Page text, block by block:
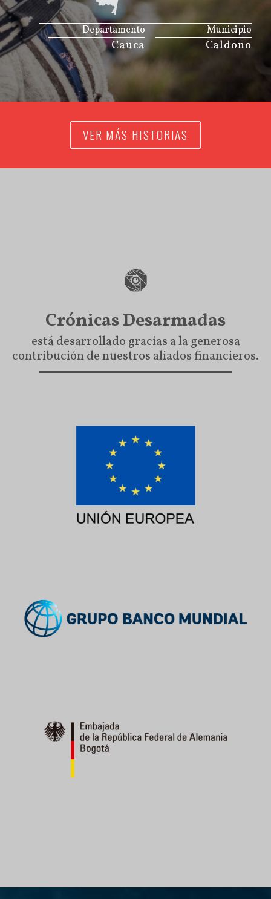
JS map by amCharts
Municipio
Caldono
Departamento
Cauca
Crónicas Desarmadas
está desarrollado gracias a la generosa
contribución de nuestros aliados financieros.